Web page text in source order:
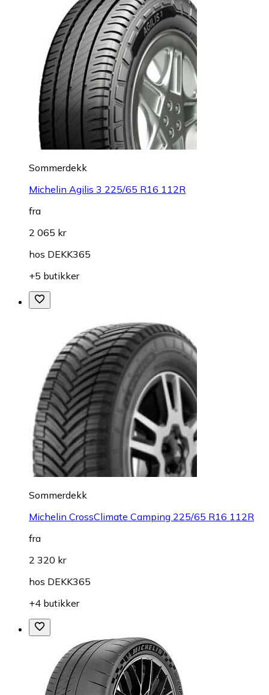
Sommerdekk
Michelin Agilis 3 225/65 R16 112R
fra
2 065 kr
hos DEKK365
+5 butikker
Sommerdekk
Michelin CrossClimate Camping 225/65 R16 112R
fra
2 320 kr
hos DEKK365
+4 butikker